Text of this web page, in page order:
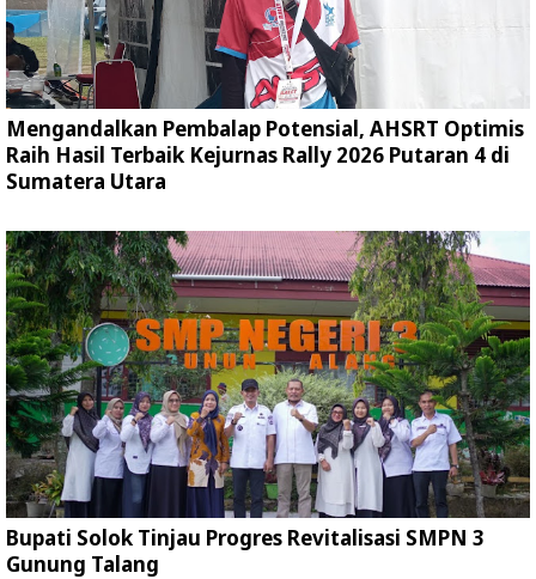
Mengandalkan Pembalap Potensial, AHSRT Optimis
Raih Hasil Terbaik Kejurnas Rally 2026 Putaran 4 di
Sumatera Utara
Bupati Solok Tinjau Progres Revitalisasi SMPN 3
Gunung Talang